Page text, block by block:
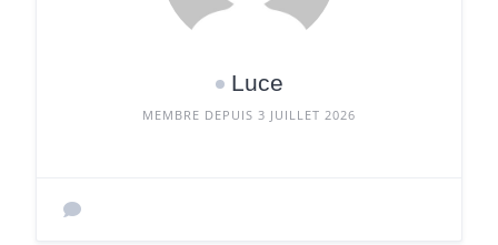
Luce
MEMBRE DEPUIS 3 JUILLET 2026